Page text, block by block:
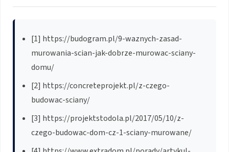
[1] https://budogram.pl/9-waznych-zasad-
murowania-scian-jak-dobrze-murowac-sciany-
domu/
[2] https://concreteprojekt.pl/z-czego-
budowac-sciany/
[3] https://projektstodola.pl/2017/05/10/z-
czego-budowac-dom-cz-1-sciany-murowane/